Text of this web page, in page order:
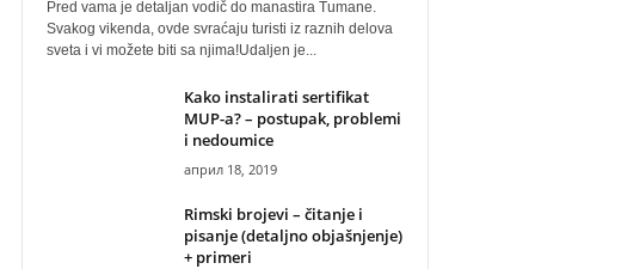
Pred vama je detaljan vodič do manastira Tumane.
Svakog vikenda, ovde svraćaju turisti iz raznih delova
sveta i vi možete biti sa njima!Udaljen je...
Kako instalirati sertifikat
MUP-a? – postupak, problemi
i nedoumice
април 18, 2019
Rimski brojevi – čitanje i
pisanje (detaljno objašnjenje)
+ primeri